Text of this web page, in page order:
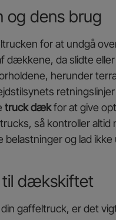
og dens brug
for at undgå
dækkene, da slidte
herunder
truck dækfor at give
så kontroller altid
og lad
til dækskiftet
gaffeltruck, er det